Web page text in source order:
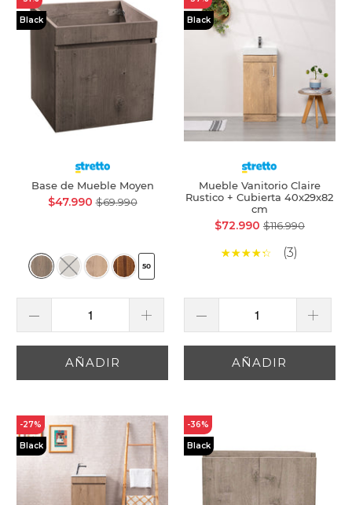
Black
Base de Mueble Moyen
$47.990$69.990
50
AÑADIR
Black
Mueble Vanitorio Claire
Rustico + Cubierta 40x29x82
cm
$72.990 $116.990
(3)
AÑADIR
-27%
Black
-36%
Black